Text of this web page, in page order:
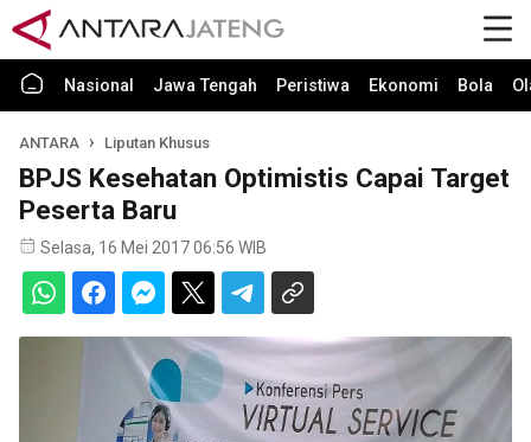
Nasional Jawa Tengah Peristiwa Ekonomi Bola
ANTARA Liputan Khusus
BPJS Kesehatan Optimistis Capai Target
Peserta Baru
Selasa, 16 Mei 2017 06:56 WIB